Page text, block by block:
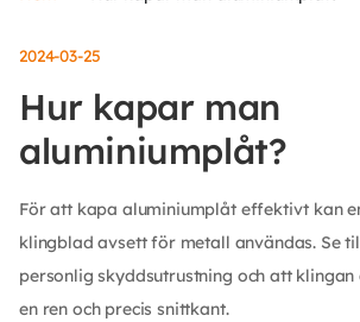
2024-03-25
Hur kapar man
aluminiumplåt?
För att kapa aluminiumplåt effektivt kan
klingblad avsett för metall användas. Se
personlig skyddsutrustning och att
en ren och precis snittkant.